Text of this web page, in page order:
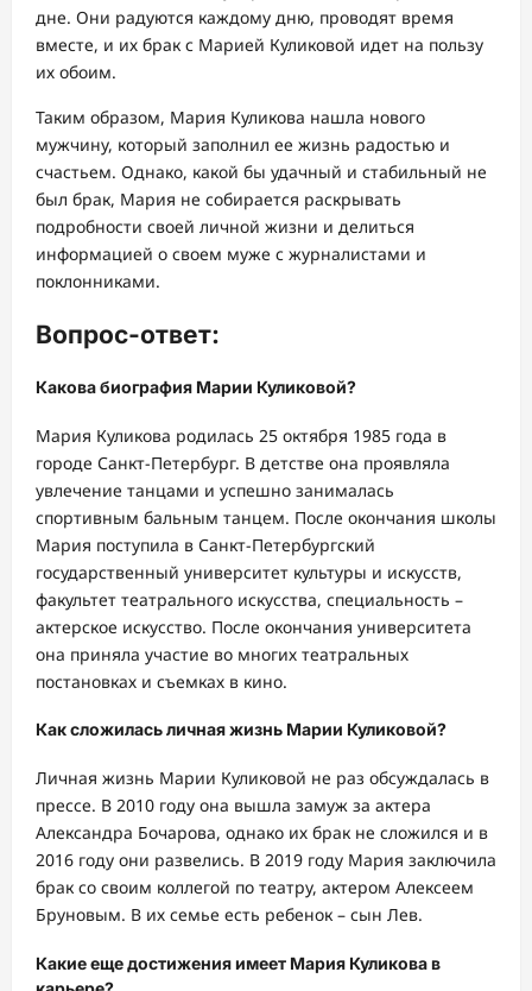
дне. Они радуются каждому дню, проводят время
вместе, и их брак с Марией Куликовой идет на пользу
их обоим.
Таким образом, Мария Куликова нашла нового
мужчину, который заполнил ее жизнь радостью и
счастьем. Однако, какой бы удачный и стабильный не
был брак, Мария не собирается раскрывать
подробности своей личной жизни и делиться
информацией о своем муже с журналистами и
поклонниками.
Вопрос-ответ:
Какова биография Марии Куликовой?
Мария Куликова родилась 25 октября 1985 года в
городе Санкт-Петербург. В детстве она проявляла
увлечение танцами и успешно занималась
спортивным бальным танцем. После окончания школы
Мария поступила в Санкт-Петербургский
государственный университет культуры и искусств,
факультет театрального искусства, специальность –
актерское искусство. После окончания университета
она приняла участие во многих театральных
постановках и съемках в кино.
Как сложилась личная жизнь Марии Куликовой?
Личная жизнь Марии Куликовой не раз обсуждалась в
прессе. В 2010 году она вышла замуж за актера
Александра Бочарова, однако их брак не сложился и в
2016 году они развелись. В 2019 году Мария заключила
брак со своим коллегой по театру, актером Алексеем
Бруновым. В их семье есть ребенок – сын Лев.
Какие еще достижения имеет Мария Куликова в